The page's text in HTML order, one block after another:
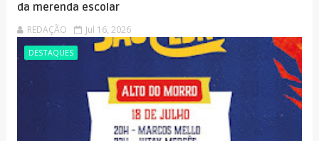
da merenda escolar
REDAÇÃO Jul 16, 2026
DESTAQUES